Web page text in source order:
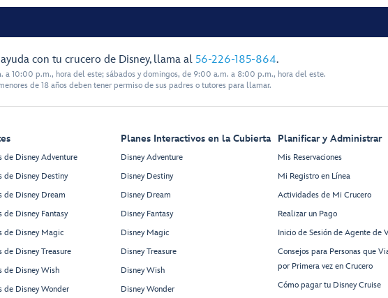
con tu crucero de Disney, llama al 56-226-185-864.
a 10:00 p.m., hora del este; sábados y domingos, de 9:00 a.m. a 8:00 p.m., hora del este.
de 18 años deben tener permiso de sus padres o tutores para llamar.
de Disney Adventure
de Disney Destiny
de Disney Dream
de Disney Fantasy
de Disney Magic
de Disney Treasure
de Disney Wish
de Disney Wonder
Planes Interactivos en la Cubierta
Disney Adventure
Disney Destiny
Disney Dream
Disney Fantasy
Disney Magic
Disney Treasure
Disney Wish
Disney Wonder
Planificar y Administrar
Mis Reservaciones
Mi Registro en Línea
Actividades de Mi Crucero
Realizar un Pago
Inicio de Sesión de Agente de
Consejos para Personas que
por Primera vez en Crucero
Cómo pagar tu Disney Cruise